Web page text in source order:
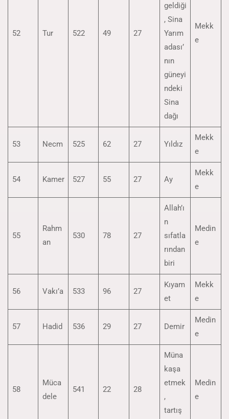
52 Tur 522 49 27
geldiği
, Sina
Yarım
adası’
nın
güneyi
ndeki
Sina
dağı
Mekk
e
53 Necm 525 62 27 Yıldız
Mekk
e
54 Kamer 527 55 27 Ay
Mekk
e
55
Rahm
an
530 78 27
Allah’ı
n
sıfatla
rından
biri
Medin
e
56 Vakı’a 533 96 27
Kıyam
et
Mekk
e
57 Hadid 536 29 27 Demir
Medin
e
58
Müca
dele
541 22 28
Müna
kaşa
etmek
,
tartış
Medin
e